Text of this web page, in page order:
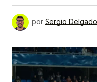
por Sergio Delgado